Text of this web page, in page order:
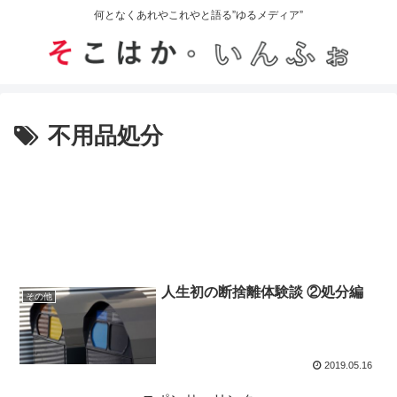
何となくあれやこれやと語る”ゆるメディア”
不用品処分
その他 人生初の断捨離体験談 ②処分編
2019.05.16